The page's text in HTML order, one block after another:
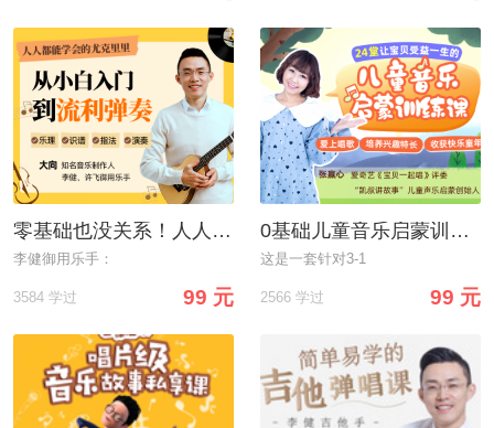
零基础也没关系！人人能学会尤克里里，不走弯路，从小白到流利弹奏
李健御用乐手：
3584 学过 99 元
0基础儿童音乐启蒙训练课：适合3-10岁孩子，让宝贝从此爱上唱歌，收获快乐童年！
这是一套针对3-1
2566 学过 99 元